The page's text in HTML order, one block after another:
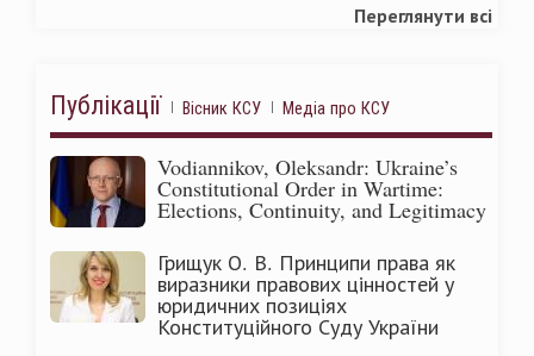
Переглянути всі
Публікації Вісник КСУ Медіа про КСУ
Vodiannikov, Oleksandr: Ukraine’s
Constitutional Order in Wartime:
Elections, Continuity, and Legitimacy
Грищук О. В. Принципи права як
виразники правових цінностей у
юридичних позиціях
Конституційного Суду України